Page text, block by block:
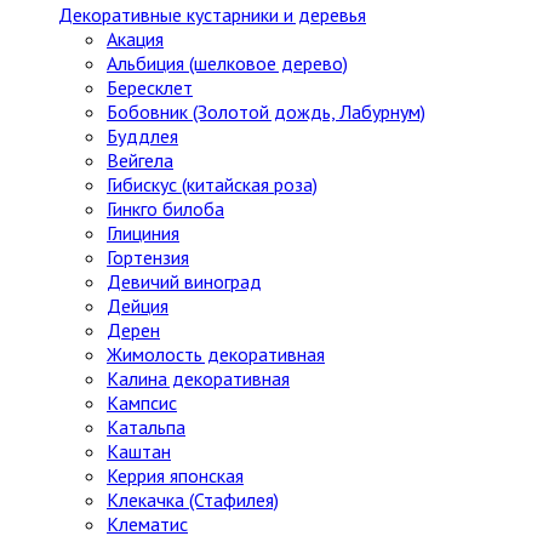
Декоративные кустарники и деревья
Акация
Альбиция (шелковое дерево)
Бересклет
Бобовник (Золотой дождь, Лабурнум)
Буддлея
Вейгела
Гибискус (китайская роза)
Гинкго билоба
Глициния
Гортензия
Девичий виноград
Дейция
Дерен
Жимолость декоративная
Калина декоративная
Кампсис
Катальпа
Каштан
Керрия японская
Клекачка (Стафилея)
Клематис